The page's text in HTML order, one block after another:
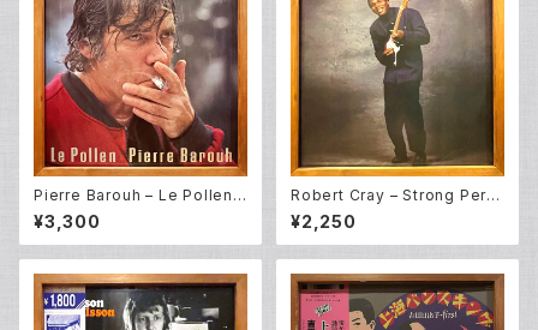
Pierre Barouh – Le Pollen
(LP)
¥3,300
Robert Cray – Strong Pers
uader (LP)
¥2,250